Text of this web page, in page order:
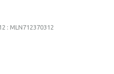
: MLN712370312